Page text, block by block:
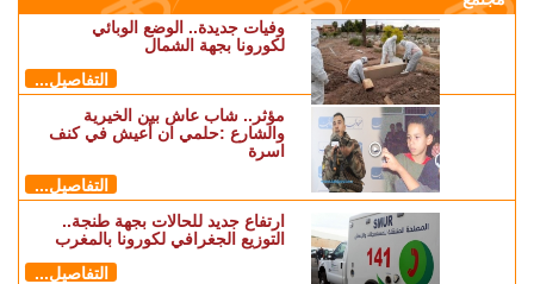
وفيات جديدة.. الوضع الوبائي
لكورونا بجهة الشمال
التفاصيل...
مؤثر.. شاب عاش بين الخيرية
والشارع :حلمي ان أعيش في كنف
اسرة
التفاصيل...
ارتفاع جديد للحالات بجهة طنجة..
التوزيع الجغرافي لكورونا بالمغرب
التفاصيل...